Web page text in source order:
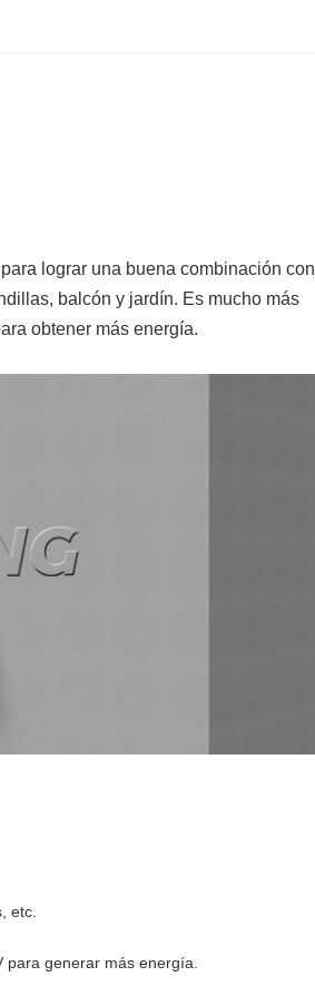
lograr una buena combinación con
balcón y jardín. Es mucho más
obtener más energía.
etc.
para generar más energía.